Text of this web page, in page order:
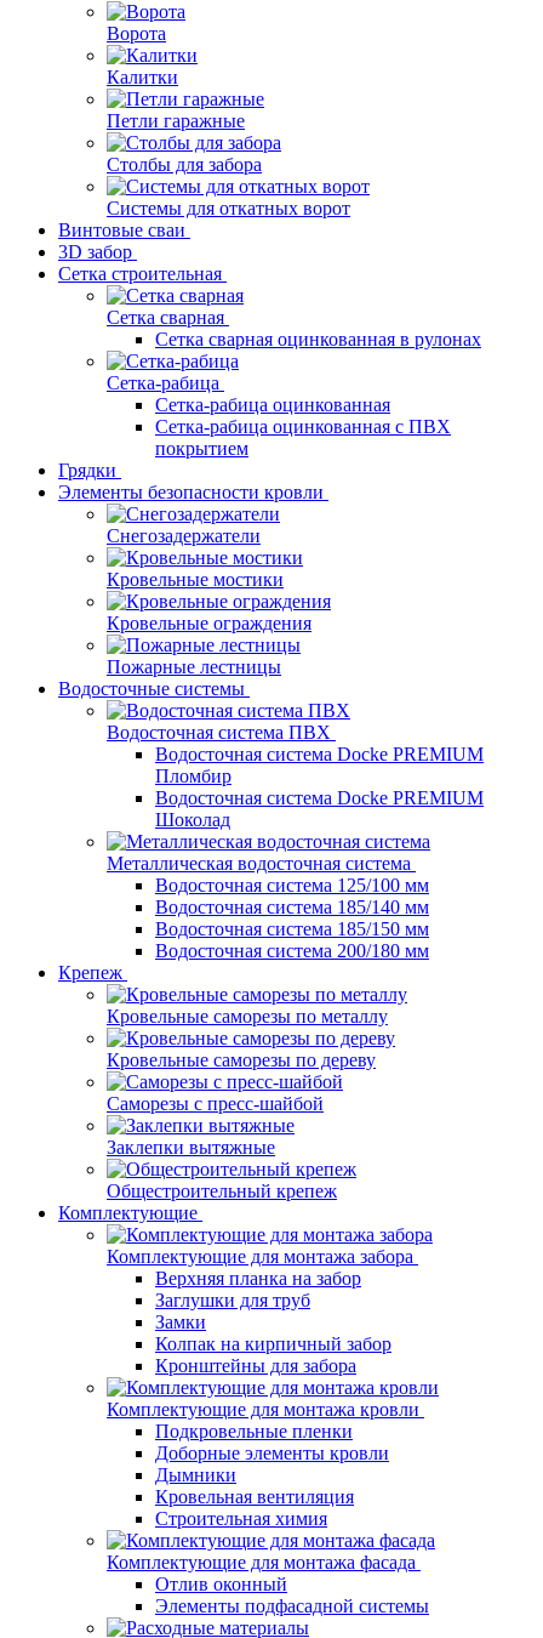
Ворота
Калитки
Петли гаражные
Столбы для забора
Системы для откатных ворот
Винтовые сваи
3D забор
Сетка строительная
Сетка сварная
Сетка сварная оцинкованная в рулонах
Сетка-рабица
Сетка-рабица оцинкованная
Сетка-рабица оцинкованная с ПВХ
покрытием
Грядки
Элементы безопасности кровли
Снегозадержатели
Кровельные мостики
Кровельные ограждения
Пожарные лестницы
Водосточные системы
Водосточная система ПВХ
Водосточная система Docke PREMIUM
Пломбир
Водосточная система Docke PREMIUM
Шоколад
Металлическая водосточная система
Водосточная система 125/100 мм
Водосточная система 185/140 мм
Водосточная система 185/150 мм
Водосточная система 200/180 мм
Крепеж
Кровельные саморезы по металлу
Кровельные саморезы по дереву
Саморезы с пресс-шайбой
Заклепки вытяжные
Общестроительный крепеж
Комплектующие
Комплектующие для монтажа забора
Верхняя планка на забор
Заглушки для труб
Замки
Колпак на кирпичный забор
Кронштейны для забора
Комплектующие для монтажа кровли
Подкровельные пленки
Доборные элементы кровли
Дымники
Кровельная вентиляция
Строительная химия
Комплектующие для монтажа фасада
Отлив оконный
Элементы подфасадной системы